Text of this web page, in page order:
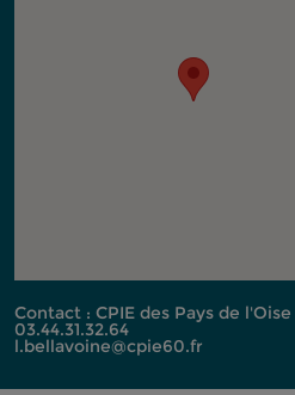
Contact : CPIE des Pays de l'Oise
03.44.31.32.64
l.bellavoine@cpie60.fr